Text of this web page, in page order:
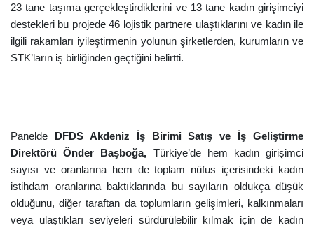
23 tane taşıma gerçekleştirdiklerini ve 13 tane kadın girişimciyi
destekleri bu projede 46 lojistik partnere ulaştıklarını ve kadın ile
ilgili rakamları iyileştirmenin yolunun şirketlerden, kurumların ve
STK’ların iş birliğinden geçtiğini belirtti.
Panelde DFDS Akdeniz İş Birimi Satış ve İş Geliştirme
Direktörü Önder Başboğa, Türkiye’de hem kadın girişimci
sayısı ve oranlarına hem de toplam nüfus içerisindeki kadın
istihdam oranlarına baktıklarında bu sayıların oldukça düşük
olduğunu, diğer taraftan da toplumların gelişimleri, kalkınmaları
veya ulaştıkları seviyeleri sürdürülebilir kılmak için de kadın